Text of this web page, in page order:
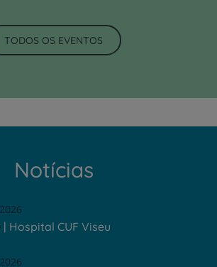
TODOS OS EVENTOS
Notícias
| Hospital CUF Viseu